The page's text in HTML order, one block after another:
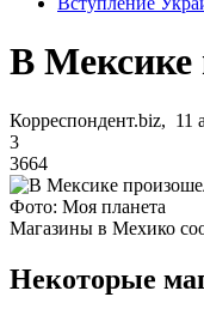
В Мексике
Корреспондент.biz, 11
3
3664
Фото: Моя планета
Магазины в Мехико
Некоторые